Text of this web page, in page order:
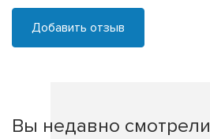
Добавить отзыв
Вы недавно смотрели